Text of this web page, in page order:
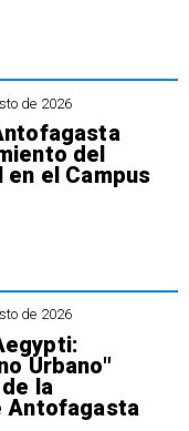
de 2026
del
el Campus
de 2026
Urbano"
la
Antofagasta